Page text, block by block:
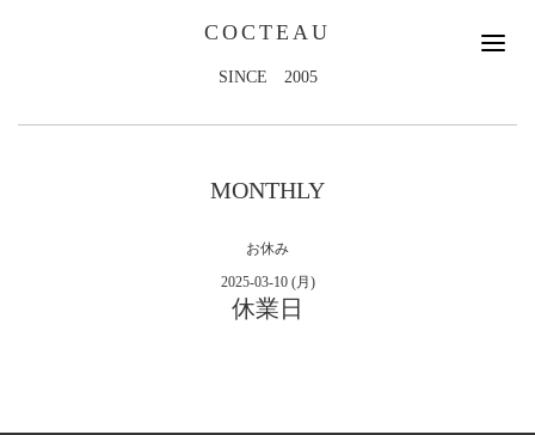
COCTEAU
SINCE 2005
MONTHLY
お休み
2025-03-10 (月)
休業日